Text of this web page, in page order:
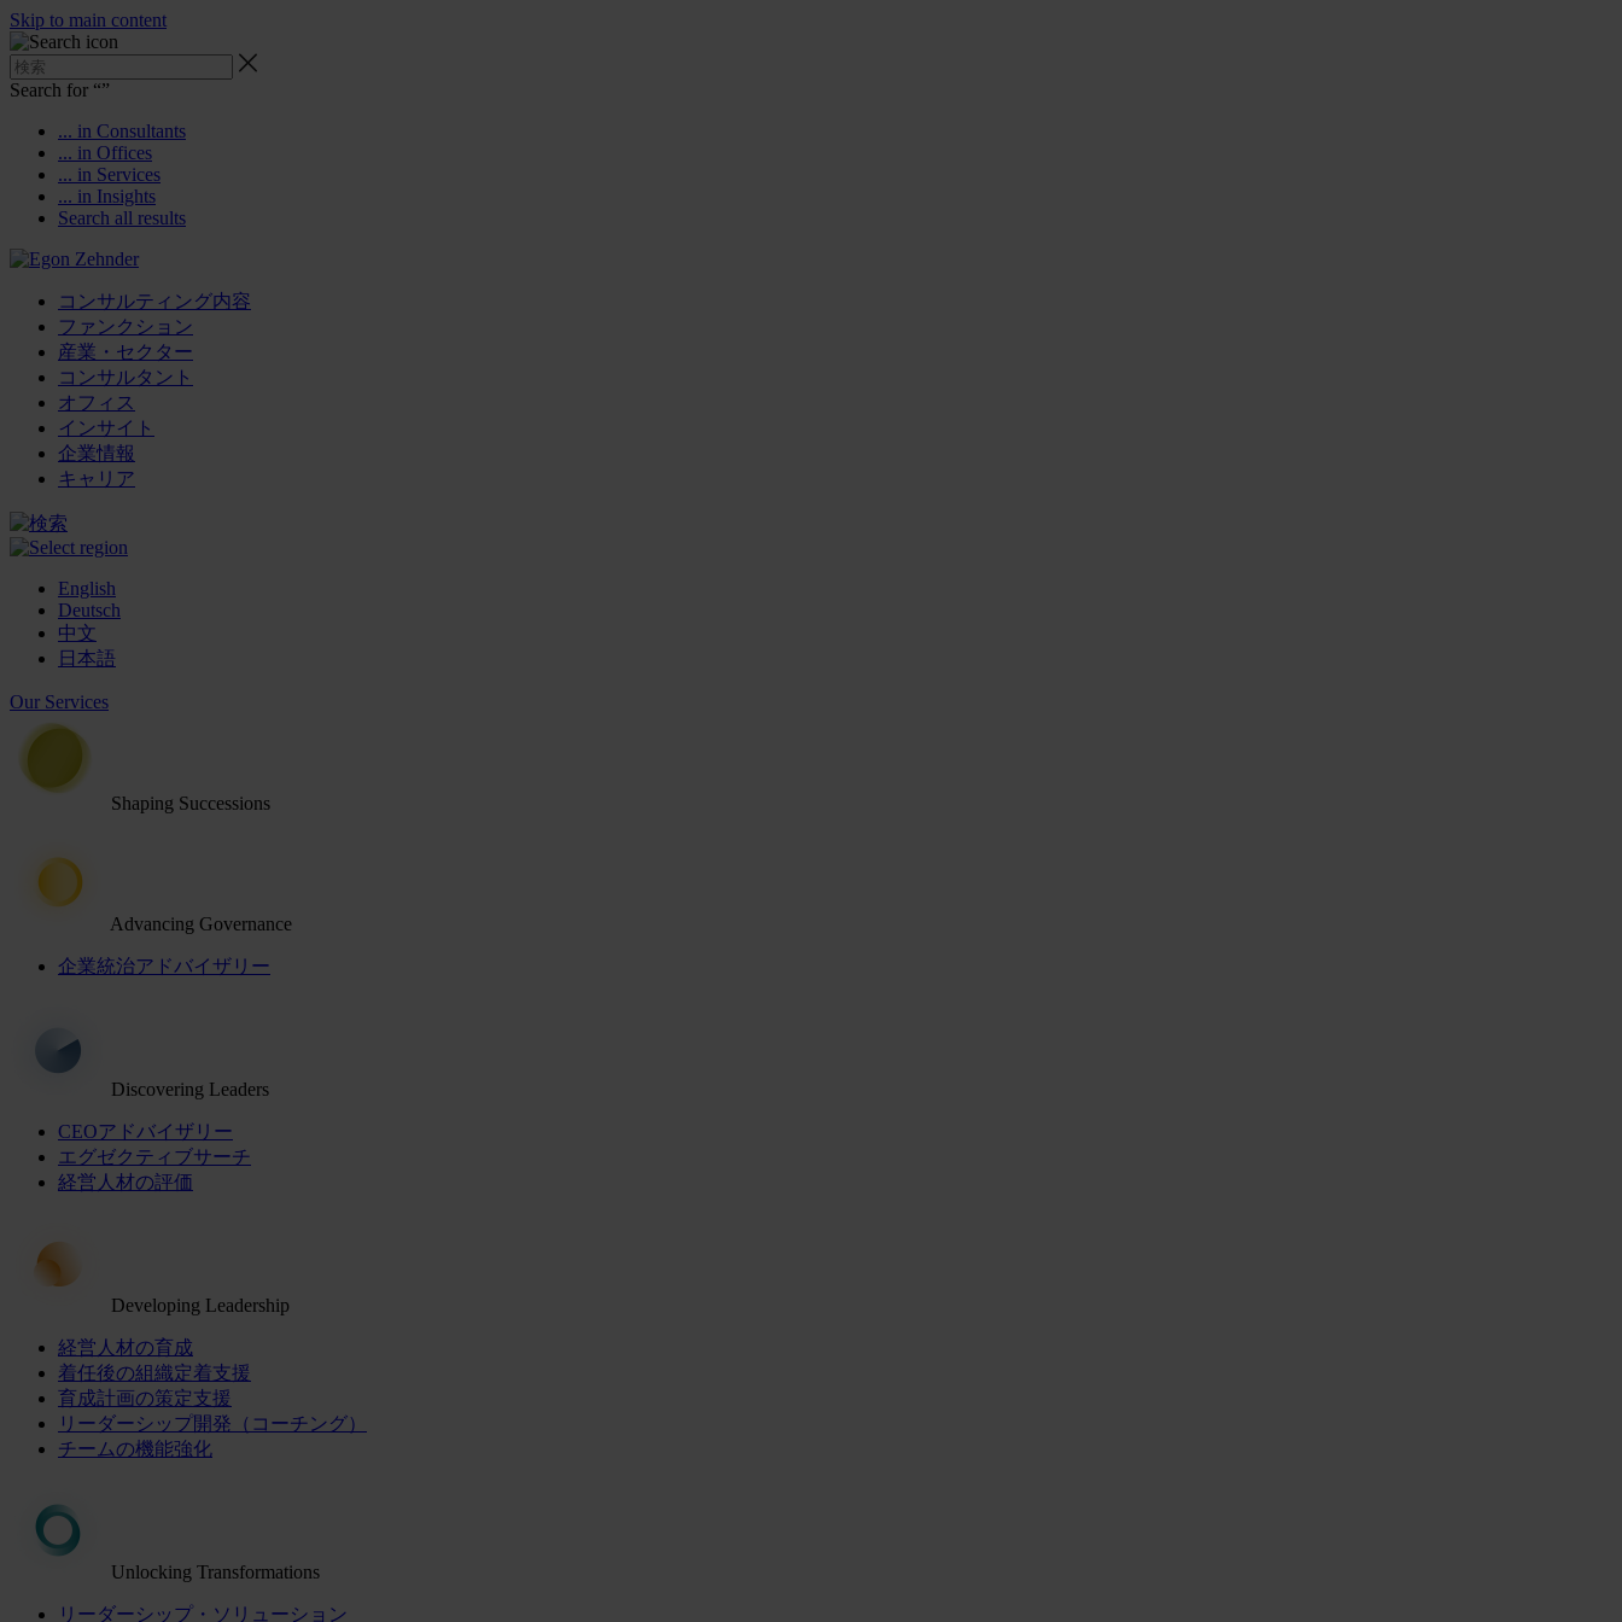
Skip to main content
Search for “”
... in Consultants
... in Offices
... in Services
... in Insights
Search all results
コンサルティング内容
ファンクション
産業・セクター
コンサルタント
オフィス
インサイト
企業情報
キャリア
English
Deutsch
中文
日本語
Our Services
Shaping Successions
Advancing Governance
企業統治アドバイザリー
Discovering Leaders
CEOアドバイザリー
エグゼクティブサーチ
経営人材の評価
Developing Leadership
経営人材の育成
着任後の組織定着支援
育成計画の策定支援
リーダーシップ開発（コーチング）
チームの機能強化
Unlocking Transformations
リーダーシップ・ソリューション